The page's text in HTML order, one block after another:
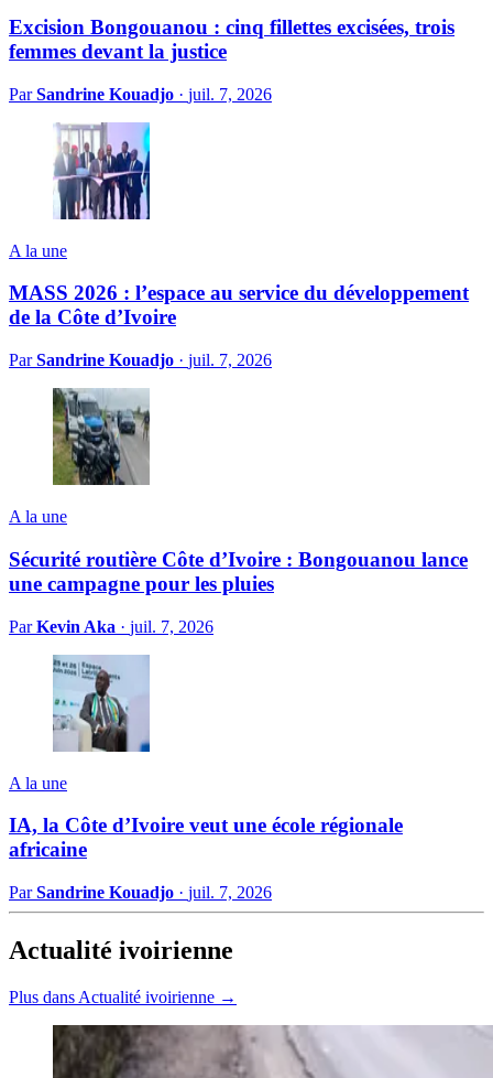
Excision Bongouanou : cinq fillettes excisées, trois
femmes devant la justice
ParSandrine Kouadjo · juil. 7, 2026
A la une
MASS 2026 : l’espace au service du développement
de la Côte d’Ivoire
ParSandrine Kouadjo · juil. 7, 2026
A la une
Sécurité routière Côte d’Ivoire : Bongouanou lance
une campagne pour les pluies
ParKevin Aka · juil. 7, 2026
A la une
IA, la Côte d’Ivoire veut une école régionale
africaine
ParSandrine Kouadjo · juil. 7, 2026
Actualité ivoirienne
Plus dans Actualité ivoirienne →